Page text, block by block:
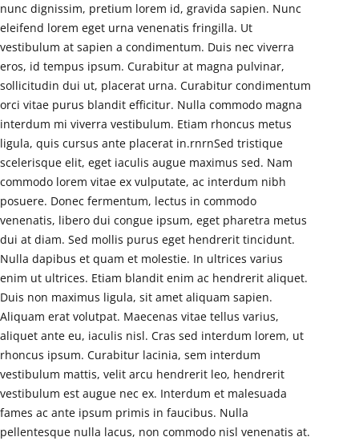
nunc dignissim, pretium lorem id, gravida sapien. Nunc
eleifend lorem eget urna venenatis fringilla. Ut
vestibulum at sapien a condimentum. Duis nec viverra
eros, id tempus ipsum. Curabitur at magna pulvinar,
sollicitudin dui ut, placerat urna. Curabitur condimentum
orci vitae purus blandit efficitur. Nulla commodo magna
interdum mi viverra vestibulum. Etiam rhoncus metus
ligula, quis cursus ante placerat in.rnrnSed tristique
scelerisque elit, eget iaculis augue maximus sed. Nam
commodo lorem vitae ex vulputate, ac interdum nibh
posuere. Donec fermentum, lectus in commodo
venenatis, libero dui congue ipsum, eget pharetra metus
dui at diam. Sed mollis purus eget hendrerit tincidunt.
Nulla dapibus et quam et molestie. In ultrices varius
enim ut ultrices. Etiam blandit enim ac hendrerit aliquet.
Duis non maximus ligula, sit amet aliquam sapien.
Aliquam erat volutpat. Maecenas vitae tellus varius,
aliquet ante eu, iaculis nisl. Cras sed interdum lorem, ut
rhoncus ipsum. Curabitur lacinia, sem interdum
vestibulum mattis, velit arcu hendrerit leo, hendrerit
vestibulum est augue nec ex. Interdum et malesuada
fames ac ante ipsum primis in faucibus. Nulla
pellentesque nulla lacus, non commodo nisl venenatis at.